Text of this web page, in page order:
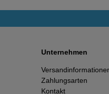
Unternehmen
Zahlungsarten
Kontakt